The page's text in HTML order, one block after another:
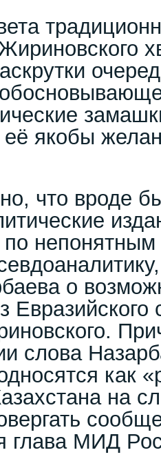
якобы
что вроде
о
слова
как
на
глава МИД